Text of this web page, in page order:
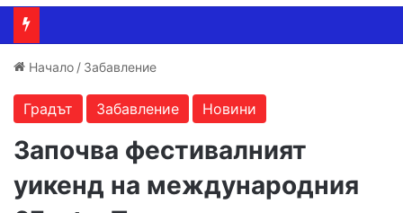
Начало / Забавление
Градът Забавление Новини
Започва фестивалният
уикенд на международния